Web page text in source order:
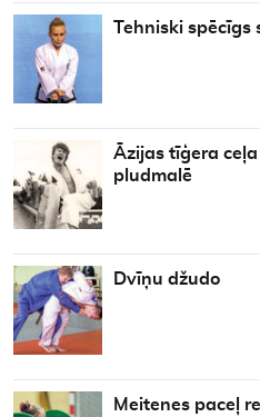
Tehniski spēcīgs
Āzijas tīģera
pludmalē
Dvīņu džudo
Meitenes paceļ